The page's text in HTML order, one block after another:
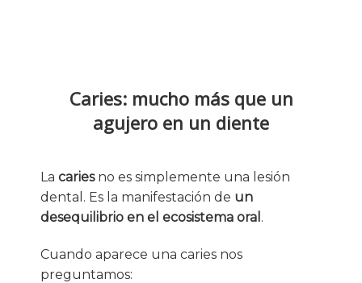
Caries: mucho más que un
agujero en un diente
La cariesno es simplemente una lesión
dental. Es la manifestación de un
desequilibrio en el ecosistema oral .
Cuando aparece una caries nos
preguntamos: